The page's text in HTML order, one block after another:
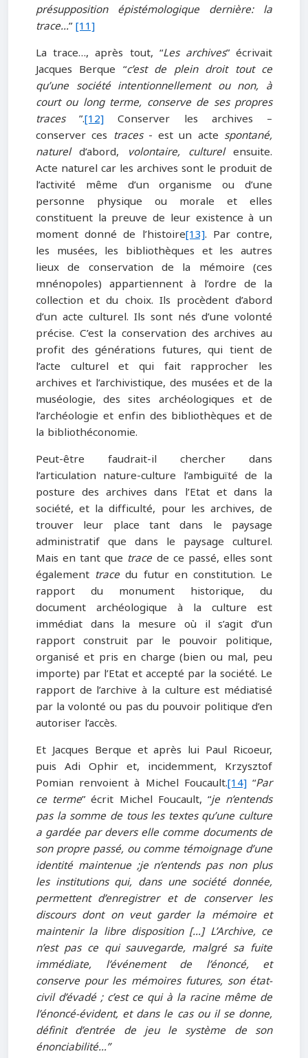
présupposition épistémologique dernière: la
trace…”[11]
La trace…, après tout, “Les archives” écrivait
Jacques Berque “c’est de plein droit tout ce
qu’une société intentionnellement ou non, à
court ou long terme, conserve de ses propres
traces”.[12] Conserver les archives –
conserver ces traces - est un acte spontané,
natureld’abord, volontaire, culturelensuite.
Acte naturel car les archives sont le produit de
l’activité même d’un organisme ou d’une
personne physique ou morale et elles
constituent la preuve de leur existence à un
moment donné de l’histoire[13]. Par contre,
les musées, les bibliothèques et les autres
lieux de conservation de la mémoire (ces
mnénopoles) appartiennent à l’ordre de la
collection et du choix. Ils procèdent d’abord
d’un acte culturel. Ils sont nés d’une volonté
précise. C’est la conservation des archives au
profit des générations futures, qui tient de
l’acte culturel et qui fait rapprocher les
archives et l’archivistique, des musées et de la
muséologie, des sites archéologiques et de
l’archéologie et enfin des bibliothèques et de
la bibliothéconomie.
Peut-être faudrait-il chercher dans
l’articulation nature-culture l’ambiguïté de la
posture des archives dans l’Etat et dans la
société, et la difficulté, pour les archives, de
trouver leur place tant dans le paysage
administratif que dans le paysage culturel.
Mais en tant que trace de ce passé, elles sont
également trace du futur en constitution. Le
rapport du monument historique, du
document archéologique à la culture est
immédiat dans la mesure où il s’agit d’un
rapport construit par le pouvoir politique,
organisé et pris en charge (bien ou mal, peu
importe) par l’Etat et accepté par la société. Le
rapport de l’archive à la culture est médiatisé
par la volonté ou pas du pouvoir politique d’en
autoriser l’accès.
Et Jacques Berque et après lui Paul Ricoeur,
puis Adi Ophir et, incidemment, Krzysztof
Pomian renvoient à Michel Foucault.[14]“Par
ce terme” écrit Michel Foucault, “je n’entends
pas la somme de tous les textes qu’une culture
a gardée par devers elle comme documents de
son propre passé, ou comme témoignage d’une
identité maintenue ;je n’entends pas non plus
les institutions qui, dans une société donnée,
permettent d’enregistrer et de conserver les
discours dont on veut garder la mémoire et
maintenir la libre disposition […] L’Archive, ce
n’est pas ce qui sauvegarde, malgré sa fuite
immédiate, l’événement de l’énoncé, et
conserve pour les mémoires futures, son état-
civil d’évadé ; c’est ce qui à la racine même de
l’énoncé-évident, et dans le cas ou il se donne,
définit d’entrée de jeu le système de son
énonciabilité…”